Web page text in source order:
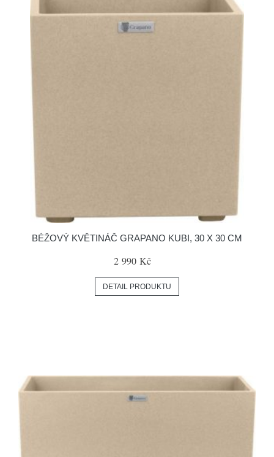
BÉŽOVÝ KVĚTINÁČ GRAPANO KUBI, 30 X 30 CM
2 990 Kč
DETAIL PRODUKTU